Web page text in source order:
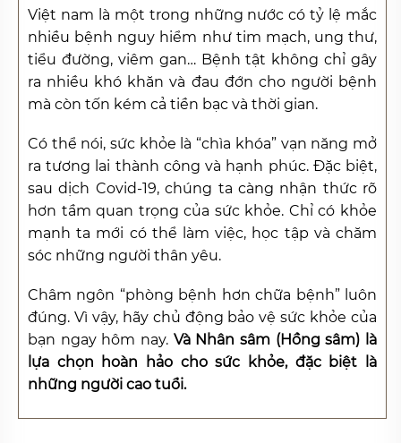
Việt nam là một trong những nước có tỷ lệ mắc
nhiều bệnh nguy hiểm như tim mạch, ung thư,
tiểu đường, viêm gan… Bệnh tật không chỉ gây
ra nhiều khó khăn và đau đớn cho người bệnh
mà còn tốn kém cả tiền bạc và thời gian.
Có thể nói, sức khỏe là “chìa khóa” vạn năng mở
ra tương lai thành công và hạnh phúc. Đặc biệt,
sau dịch Covid-19, chúng ta càng nhận thức rõ
hơn tầm quan trọng của sức khỏe. Chỉ có khỏe
mạnh ta mới có thể làm việc, học tập và chăm
sóc những người thân yêu.
Châm ngôn “phòng bệnh hơn chữa bệnh” luôn
đúng. Vì vậy, hãy chủ động bảo vệ sức khỏe của
bạn ngay hôm nay. Và Nhân sâm (Hồng sâm) là
lựa chọn hoàn hảo cho sức khỏe, đặc biệt là
những người cao tuổi.